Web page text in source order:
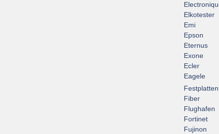
Elkotester
Emi
Epson
Eternus
Exone
Ecler
Eagele
Fiber
Flughafen
Fortinet
Fujinon